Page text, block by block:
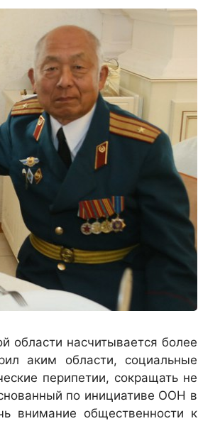
области насчитывается более
аким области, социальные
перипетии, сокращать не
по инициативе ООН в
внимание общественности к